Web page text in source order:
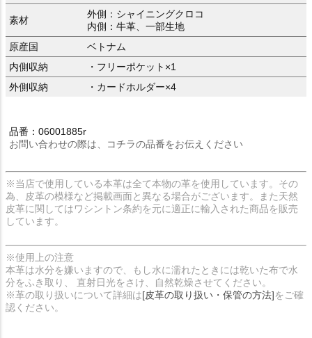
素材
外側：シャイニングクロコ
内側：牛革、一部生地
原産国
ベトナム
内側収納
・フリーポケット×1
外側収納
・カードホルダー×4
品番：06001885r
お問い合わせの際は、コチラの品番をお伝えください
※当店で使用している本革は全て本物の革を使用しています。その
為、皮革の模様など掲載画面と異なる場合がございます。また天然
皮革に関してはワシントン条約を元に適正に輸入された商品を販売
しています。
※使用上の注意
本革は水分を嫌いますので、もし水に濡れたときには乾いた布で水
分をふき取り、 直射日光をさけ、自然乾燥させてください。
※革の取り扱いについて詳細は[皮革の取り扱い・保管の方法]をご確
認ください。